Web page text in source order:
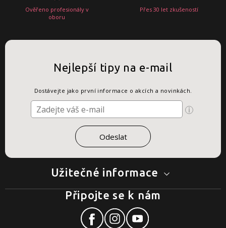
Ověřeno profesionály v
oboru
Přes 30 let zkušeností
Užitečné informace
Nejlepší tipy na e-mail
Dostávejte jako první informace o akcích a novinkách.
Připojte se k nám